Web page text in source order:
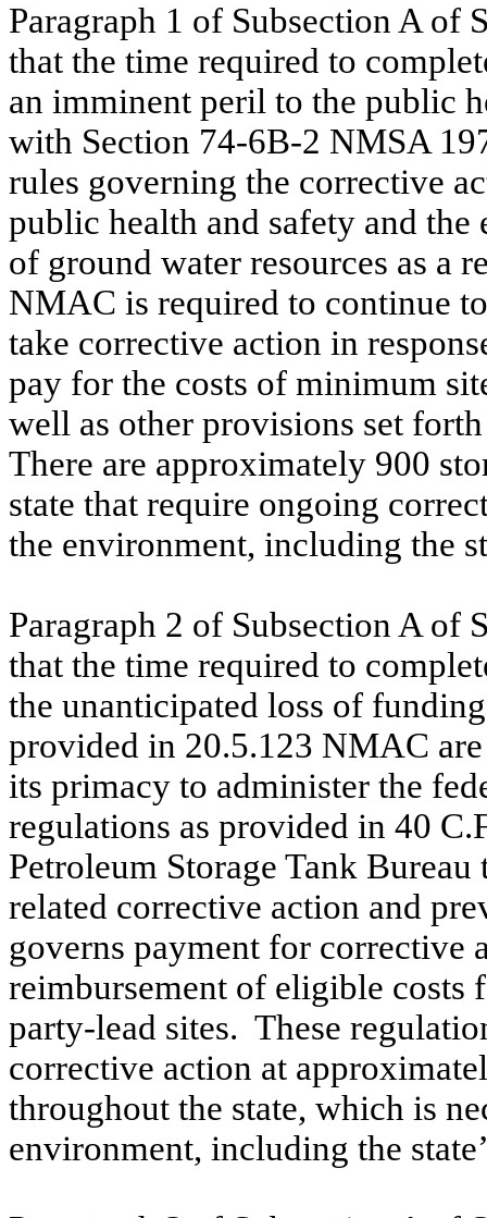
Paragraph 1 of Subsection A of
that the time required to
an imminent peril to the public
with Section 74-6B-2 NMSA
rules governing the corrective
public health and safety and
of ground water resources as a
NMAC is required to continue
take corrective action in
pay for the costs of minimum
well as other provisions set
There are approximately 900
state that require ongoing
the environment, including the
Paragraph 2 of Subsection A of
that the time required to
the unanticipated loss of
provided in 20.5.123 NMAC
its primacy to administer the
regulations as provided in 40
Petroleum Storage Tank
related corrective action and
governs payment for corrective
reimbursement of eligible costs
party-lead sites. These
corrective action at
throughout the state, which is
environment, including the